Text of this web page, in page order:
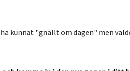
kunnat "gnällt om dagen" men